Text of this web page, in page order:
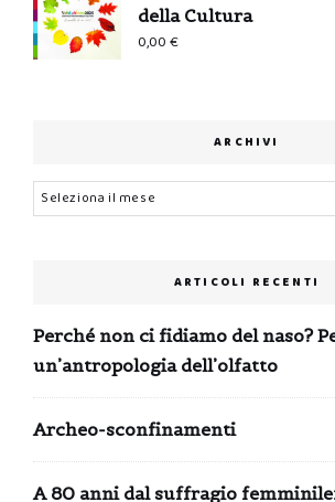
della Cultura
0,00€
ARCHIVI
Archivi
ARTICOLI RECENTI
Perché non ci fidiamo del naso?
un’antropologia dell’olfatto
Archeo-sconfinamenti
A 80 anni dal suffragio